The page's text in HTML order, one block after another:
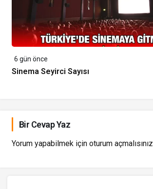
6 gün önce
Sinema Seyirci Sayısı
Bir Cevap Yaz
Yorum yapabilmek için oturum açmalısınız